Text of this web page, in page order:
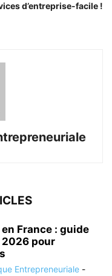
d’entreprise-facile !
France : guide
pour
Entrepreneuriale -